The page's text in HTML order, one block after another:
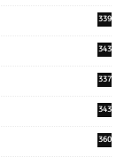
339
343
337
343
360